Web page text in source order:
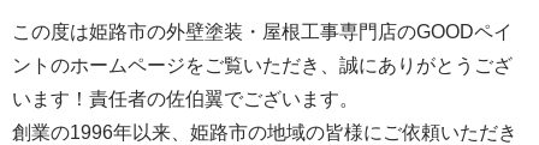
この度は姫路市の外壁塗装・屋根工事専門店のGOODペイ
ントのホームページをご覧いただき、誠にありがとうござ
います！責任者の佐伯翼でございます。
創業の1996年以来、姫路市の地域の皆様にご依頼いただき